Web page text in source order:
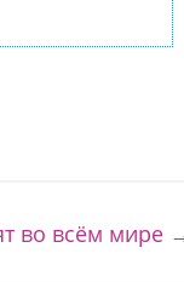
во всём мирe